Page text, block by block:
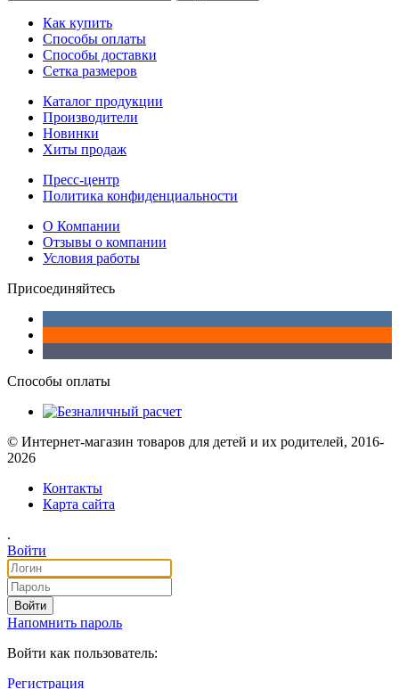
Как купить
Способы оплаты
Способы доставки
Сетка размеров
Каталог продукции
Производители
Новинки
Хиты продаж
Пресс-центр
Политика конфиденциальности
О Компании
Отзывы о компании
Условия работы
Присоединяйтесь
Способы оплаты
© Интернет-магазин товаров для детей и их родителей, 2016-
2026
Контакты
Карта сайта
.
Войти
Войти
Напомнить пароль
Войти как пользователь:
Регистрация